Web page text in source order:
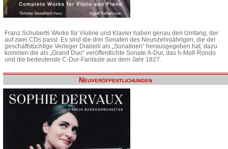
Franz Schuberts Werke für Violine und Klavier haben genau den Umfang, der
auf zwei CDs passt. Es sind die drei Sonaten des Neunzehnjährigen, die der
geschäftstüchtige Verleger Diabelli als „Sonatinen“ herausgegeben hat, dazu
kommen die als „Grand Duo“ veröffentlichte Sonate A-Dur, das h-Moll-Rondo
und die bedeutende C-Dur-Fantasie aus dem Jahr 1827.
Neuveröffentlichungen